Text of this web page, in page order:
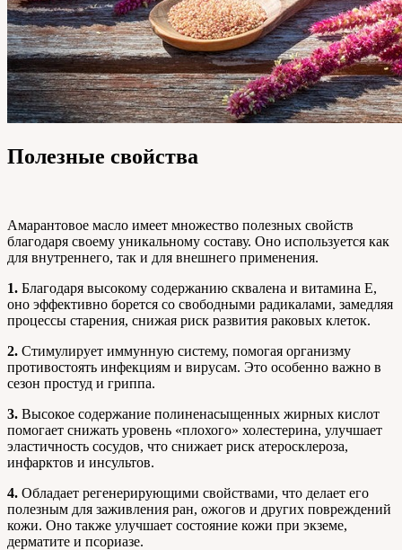
Полезные свойства
Амарантовое масло имеет множество полезных свойств
благодаря своему уникальному составу. Оно используется как
для внутреннего, так и для внешнего применения.
1. Благодаря высокому содержанию сквалена и витамина E,
оно эффективно борется со свободными радикалами, замедляя
процессы старения, снижая риск развития раковых клеток.
2. Стимулирует иммунную систему, помогая организму
противостоять инфекциям и вирусам. Это особенно важно в
сезон простуд и гриппа.
3. Высокое содержание полиненасыщенных жирных кислот
помогает снижать уровень «плохого» холестерина, улучшает
эластичность сосудов, что снижает риск атеросклероза,
инфарктов и инсультов.
4. Обладает регенерирующими свойствами, что делает его
полезным для заживления ран, ожогов и других повреждений
кожи. Оно также улучшает состояние кожи при экземе,
дерматите и псориазе.